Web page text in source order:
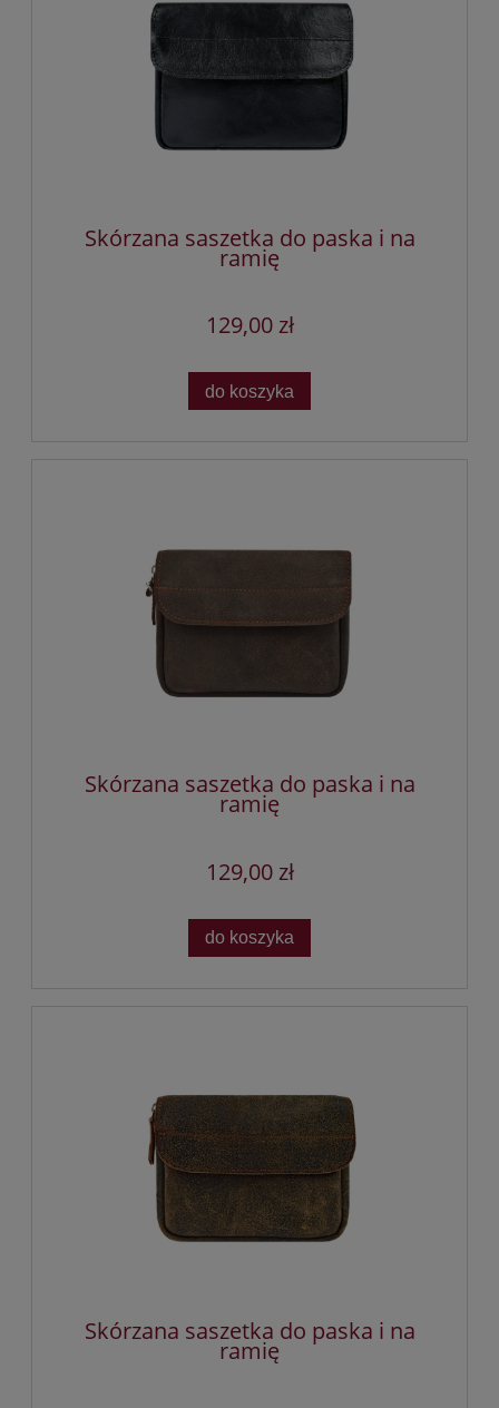
Skórzana saszetka do paska i na
ramię
129,00 zł
do koszyka
Skórzana saszetka do paska i na
ramię
129,00 zł
do koszyka
Skórzana saszetka do paska i na
ramię